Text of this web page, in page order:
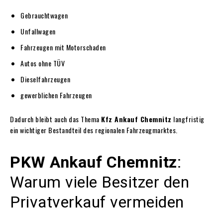
Gebrauchtwagen
Unfallwagen
Fahrzeugen mit Motorschaden
Autos ohne TÜV
Dieselfahrzeugen
gewerblichen Fahrzeugen
Dadurch bleibt auch das Thema Kfz Ankauf Chemnitz langfristig
ein wichtiger Bestandteil des regionalen Fahrzeugmarktes.
PKW Ankauf Chemnitz:
Warum viele Besitzer den
Privatverkauf vermeiden